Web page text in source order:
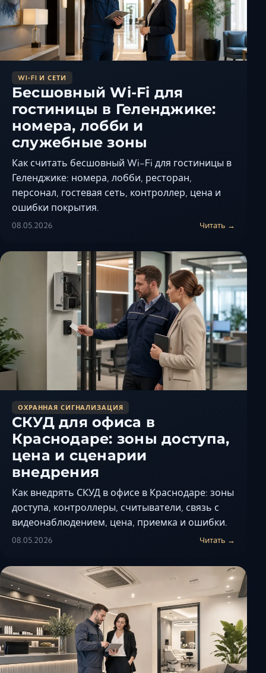
Элиста
Ялта
WI‑FI И СЕТИ
Бесшовный Wi-Fi для
гостиницы в Геленджике:
номера, лобби и
служебные зоны
Как считать бесшовный Wi-Fi для гостиницы в
Геленджике: номера, лобби, ресторан,
персонал, гостевая сеть, контроллер, цена и
ошибки покрытия.
08.05.2026 Читать →
ОХРАННАЯ СИГНАЛИЗАЦИЯ
СКУД для офиса в
Краснодаре: зоны доступа,
цена и сценарии
внедрения
Как внедрять СКУД в офисе в Краснодаре: зоны
доступа, контроллеры, считыватели, связь с
видеонаблюдением, цена, приемка и ошибки.
08.05.2026 Читать →